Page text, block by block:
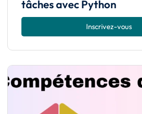
tâches avec Python
Inscrivez-vous